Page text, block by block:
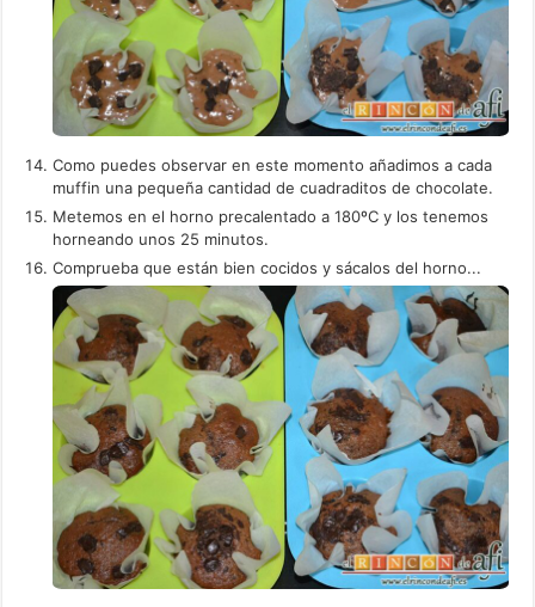
Como puedes observar en este momento añadimos a cada
muffin una pequeña cantidad de cuadraditos de chocolate.
Metemos en el horno precalentado a 180ºC y los tenemos
horneando unos 25 minutos.
Comprueba que están bien cocidos y sácalos del horno...